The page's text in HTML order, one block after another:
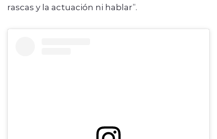
rascas y la actuación ni hablar”.